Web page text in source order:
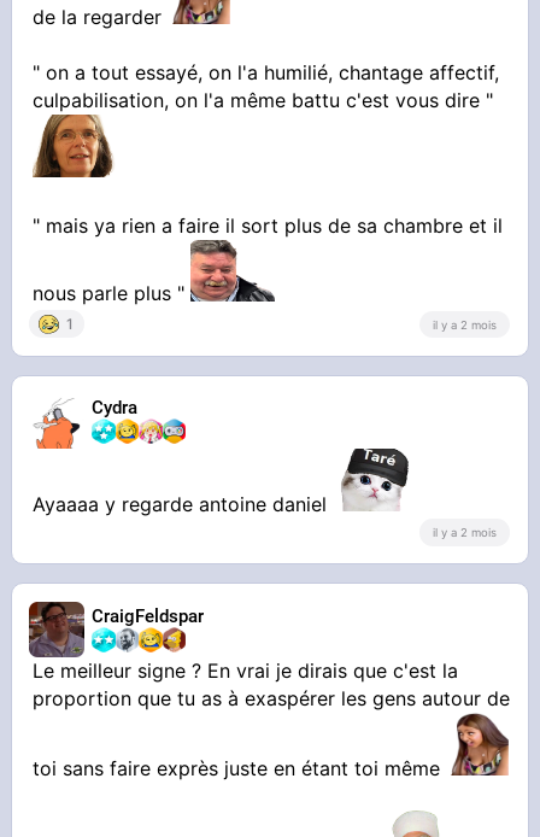
de la regarder
" on a tout essayé, on l'a humilié, chantage affectif,
culpabilisation, on l'a même battu c'est vous dire "
" mais ya rien a faire il sort plus de sa chambre et il
nous parle plus "
1 il y a 2 mois
Cydra
Ayaaaa y regarde antoine daniel
il y a 2 mois
CraigFeldspar
Le meilleur signe ? En vrai je dirais que c'est la
proportion que tu as à exaspérer les gens autour de
toi sans faire exprès juste en étant toi même